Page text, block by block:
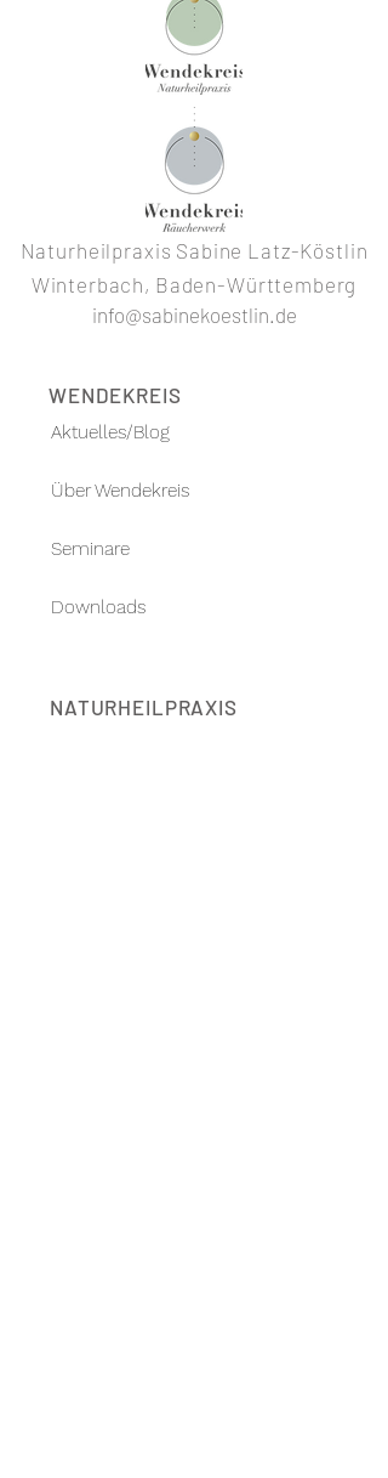
Naturheilpraxis Sabine Latz-Köstlin
Winterbach, Baden-Württemberg
info@sabinekoestlin.de
WENDEKREIS
Aktuelles/Blog
Über Wendekreis
Seminare
Downloads
NATURHEILPRAXIS